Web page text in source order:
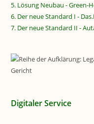
5. Lösung Neubau - Green-
6. Der neue Standard I -
7. Der neue Standard II -
Digitaler Service